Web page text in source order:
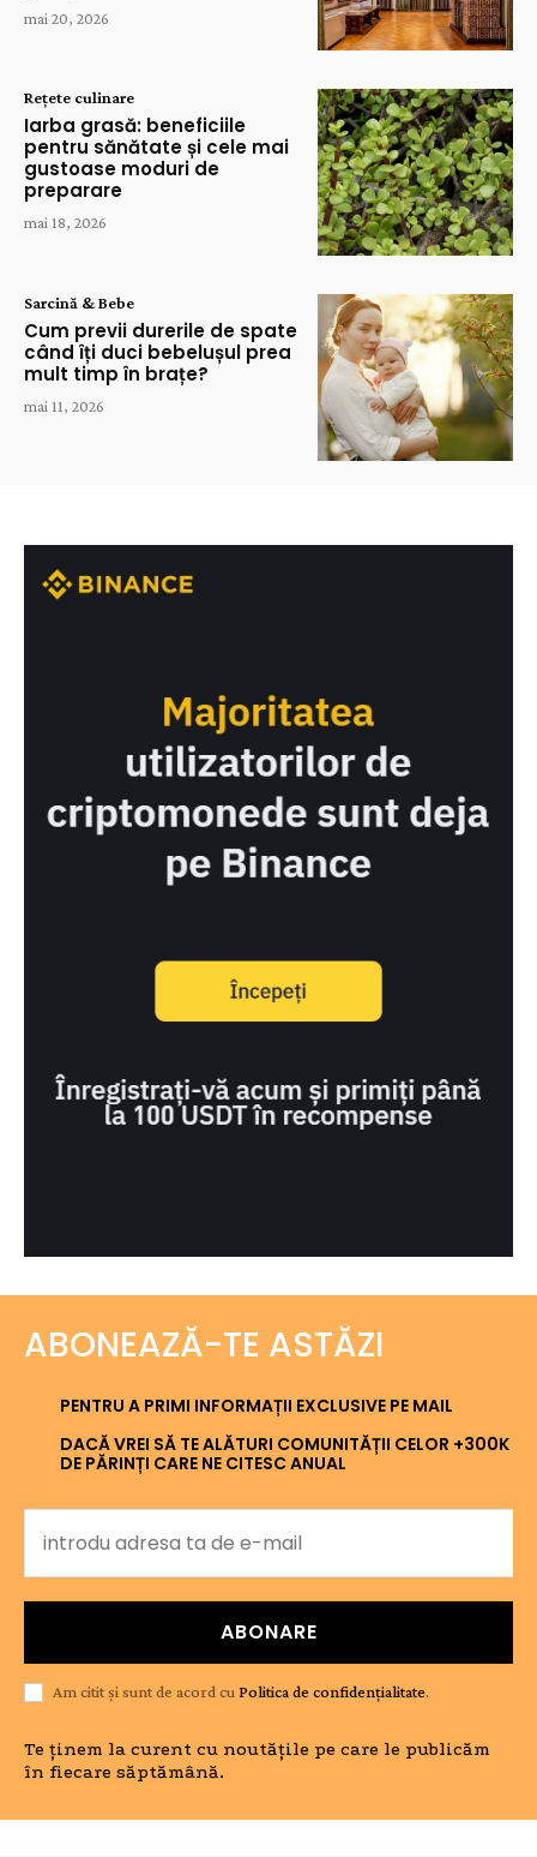
mai 20, 2026
Rețete culinare
Iarba grasă: beneficiile
pentru sănătate și cele mai
gustoase moduri de
preparare
mai 18, 2026
Sarcină & Bebe
Cum previi durerile de spate
când îți duci bebelușul prea
mult timp în brațe?
mai 11, 2026
ABONEAZĂ-TE ASTĂZI
PENTRU A PRIMI INFORMAȚII EXCLUSIVE PE MAIL
DACĂ VREI SĂ TE ALĂTURI COMUNITĂȚII CELOR +300K
DE PĂRINȚI CARE NE CITESC ANUAL
ABONARE
Am citit și sunt de acord cuPolitica de confidențialitate.
Te ținem la curent cu noutățile pe care le publicăm
în fiecare săptămână.